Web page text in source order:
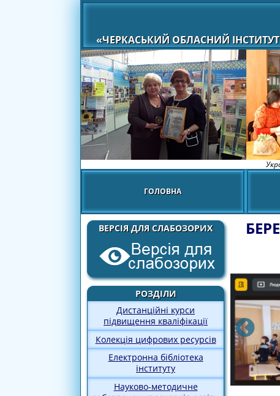
«ЧЕРКАСЬКИЙ ОБЛАСНИЙ
ГОЛОВНА
ВЕРСІЯ ДЛЯ СЛАБОЗОРИХ
РОЗДІЛИ
Дистанційні курси
підвищення кваліфікації
Колекція цифрових ресурсів
Електронна бібліотека
інституту
Науково-методичне